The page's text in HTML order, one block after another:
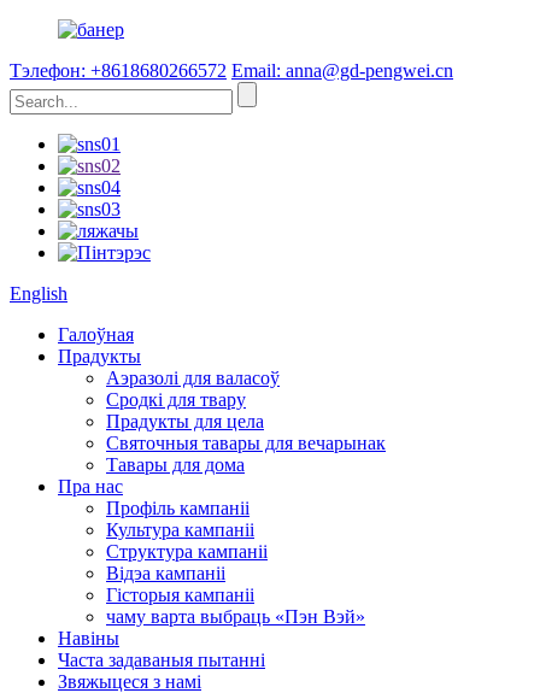
Тэлефон: +8618680266572 Email: anna@gd-pengwei.cn
English
Галоўная
Прадукты
Аэразолі для валасоў
Сродкі для твару
Прадукты для цела
Святочныя тавары для вечарынак
Тавары для дома
Пра нас
Профіль кампаніі
Культура кампаніі
Структура кампаніі
Відэа кампаніі
Гісторыя кампаніі
чаму варта выбраць «Пэн Вэй»
Навіны
Часта задаваныя пытанні
Звяжыцеся з намі